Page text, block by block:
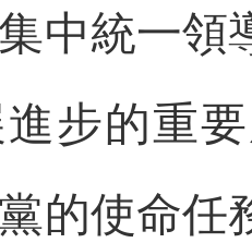
中統一領
步的重
的使命任